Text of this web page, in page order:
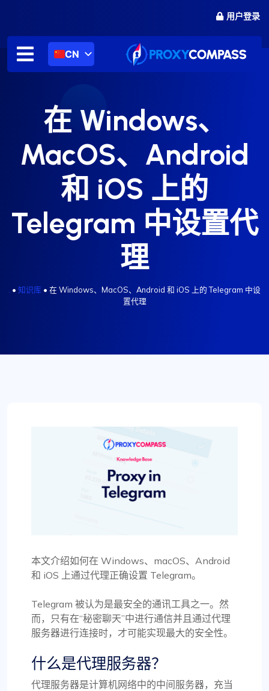
内
用户登录
CN
在 Windows、
MacOS、Android
和 iOS 上的
Telegram 中设置代
理
• 知识库 • 在 Windows、MacOS、Android 和 iOS 上的 Telegram 中设
置代理
本文介绍如何在 Windows、macOS、Android
和 iOS 上通过代理正确设置 Telegram。
Telegram 被认为是最安全的通讯工具之一。然
而，只有在“秘密聊天”中进行通信并且通过代理
服务器进行连接时，才可能实现最大的安全性。
什么是代理服务器？
代理服务器是计算机网络中的中间服务器，充当